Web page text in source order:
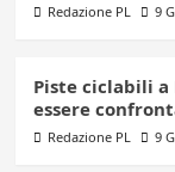
Redazione PL 9
Piste ciclabili a
essere
Redazione PL 9